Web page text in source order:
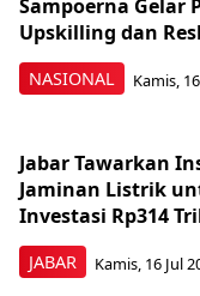
NASIONAL
Sampoerna Gelar
Upskilling dan
Kamis,
JABAR
Jabar Tawarkan
Jaminan Listrik
Investasi Rp314
Kamis, 16 Jul